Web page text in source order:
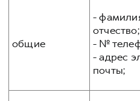
общие
-
отчество;
- №
- адрес
почты;